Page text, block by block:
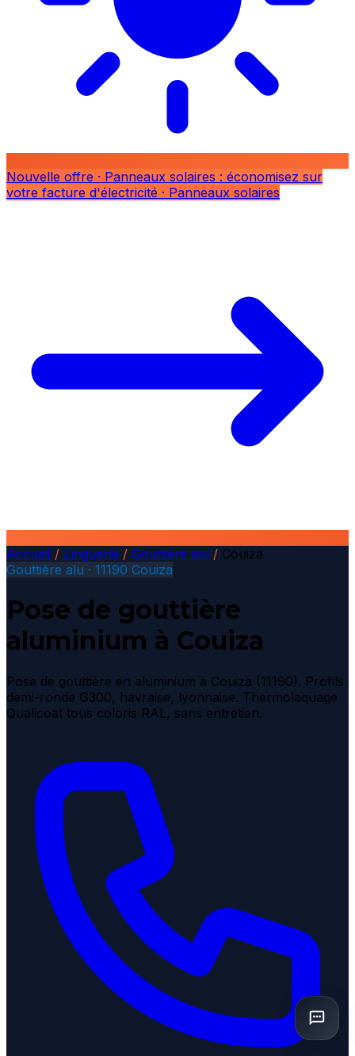
Nouvelle offre · Panneaux solaires : économisez sur
votre facture d'électricité · Panneaux solaires
Accueil / Zinguerie / Gouttière alu / Couiza
Gouttière alu · 11190 Couiza
Pose de gouttière
aluminium à Couiza
Pose de gouttière en aluminium à Couiza (11190). Profils
demi-ronde G300, havraise, lyonnaise. Thermolaquage
Qualicoat tous coloris RAL, sans entretien.